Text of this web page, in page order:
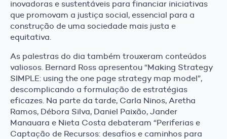
inovadoras e sustentáveis para financiar iniciativas
que promovam a justiça social, essencial para a
construção de uma sociedade mais justa e
equitativa.
As palestras do dia também trouxeram conteúdos
valiosos. Bernard Ross apresentou “Making Strategy
SIMPLE: using the one page strategy map model”,
descomplicando a formulação de estratégias
eficazes. Na parte da tarde, Carla Ninos, Aretha
Ramos, Débora Silva, Daniel Paixão, Jander
Manauara e Nieta Costa debateram “Periferias e
Captação de Recursos: desafios e caminhos para